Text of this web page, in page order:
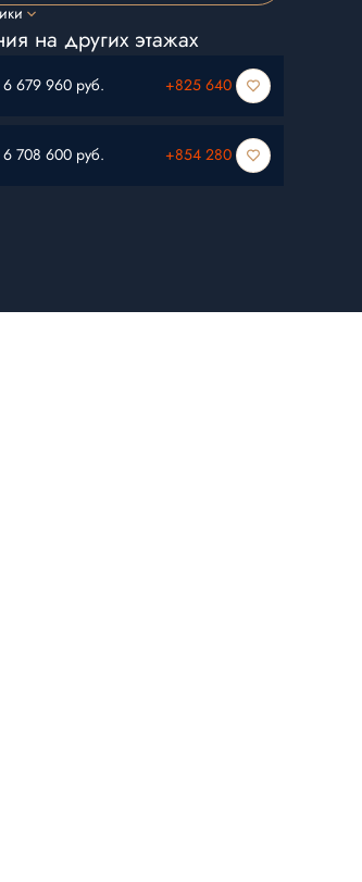
на других этажах
6 679 960 руб. +825 640
6 708 600 руб. +854 280